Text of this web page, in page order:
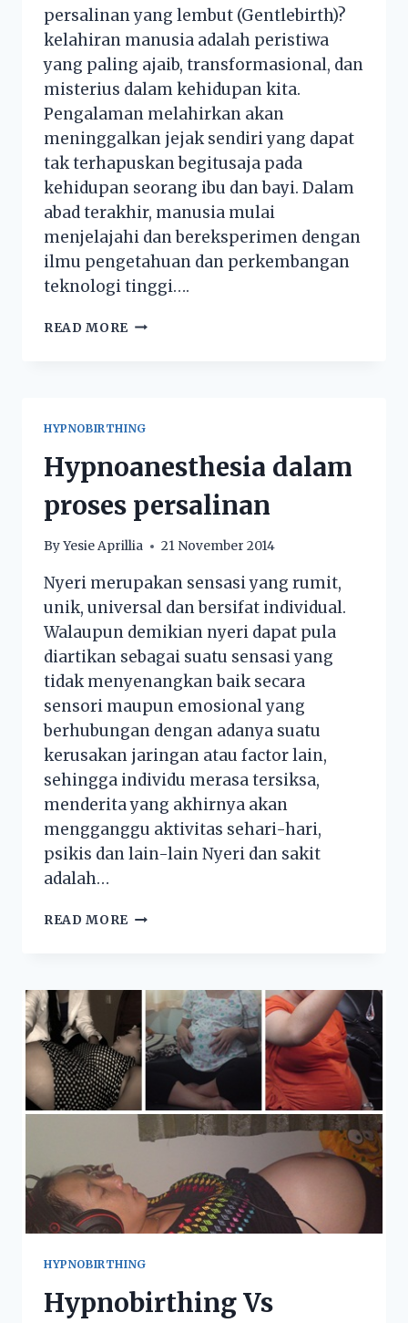
persalinan yang lembut (Gentlebirth)?
kelahiran manusia adalah peristiwa
yang paling ajaib, transformasional, dan
misterius dalam kehidupan kita.
Pengalaman melahirkan akan
meninggalkan jejak sendiri yang dapat
tak terhapuskan begitusaja pada
kehidupan seorang ibu dan bayi. Dalam
abad terakhir, manusia mulai
menjelajahi dan bereksperimen dengan
ilmu pengetahuan dan perkembangan
teknologi tinggi….
READ MORE
HYPNOBIRTHING
Hypnoanesthesia dalam
proses persalinan
ByYesie Aprillia 21 November 2014
Nyeri merupakan sensasi yang rumit,
unik, universal dan bersifat individual.
Walaupun demikian nyeri dapat pula
diartikan sebagai suatu sensasi yang
tidak menyenangkan baik secara
sensori maupun emosional yang
berhubungan dengan adanya suatu
kerusakan jaringan atau factor lain,
sehingga individu merasa tersiksa,
menderita yang akhirnya akan
mengganggu aktivitas sehari-hari,
psikis dan lain-lain Nyeri dan sakit
adalah…
READ MORE
HYPNOBIRTHING
Hypnobirthing Vs